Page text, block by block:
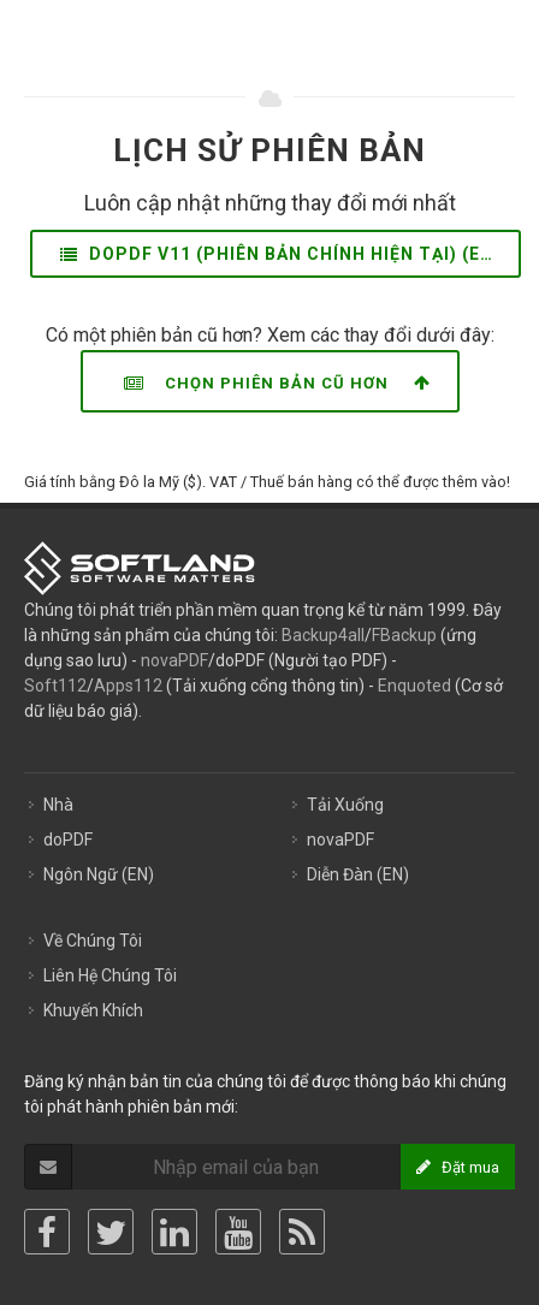
LỊCH SỬ PHIÊN BẢN
Luôn cập nhật những thay đổi mới nhất
DOPDF V11 (PHIÊN BẢN CHÍNH HIỆN TẠI) (EN)
Có một phiên bản cũ hơn? Xem các thay đổi dưới đây:
CHỌN PHIÊN BẢN CŨ HƠN
Giá tính bằng Đô la Mỹ ($). VAT / Thuế bán hàng có thể được thêm vào!
Chúng tôi phát triển phần mềm quan trọng kể từ năm 1999. Đây
là những sản phẩm của chúng tôi: Backup4all /FBackup (ứng
dụng sao lưu) - novaPDF/doPDF (Người tạo PDF) -
Soft112/Apps112 (Tải xuống cổng thông tin) - Enquoted (Cơ sở
dữ liệu báo giá).
Nhà
doPDF
Ngôn Ngữ (EN)
Tải Xuống
novaPDF
Diễn Đàn (EN)
Về Chúng Tôi
Liên Hệ Chúng Tôi
Khuyến Khích
Đăng ký nhận bản tin của chúng tôi để được thông báo khi chúng
tôi phát hành phiên bản mới:
Đặt mua